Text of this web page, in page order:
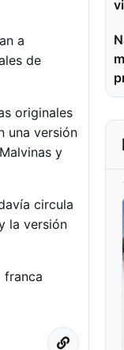
a
de
originales
una versión
y
circula
la versión
franca